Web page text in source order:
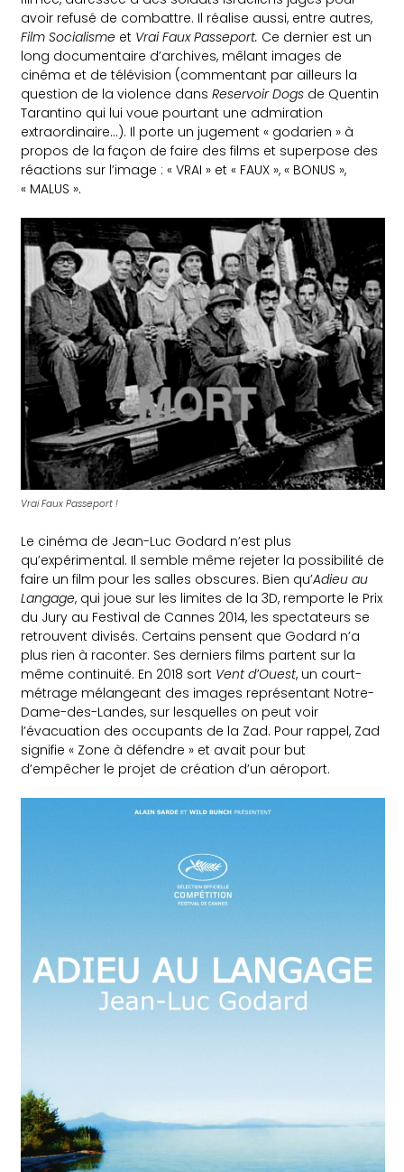
avoir refusé de combattre. Il réalise aussi, entre autres,
Film Socialisme et Vrai Faux Passeport. Ce dernier est un
long documentaire d’archives, mêlant images de
cinéma et de télévision (commentant par ailleurs la
question de la violence dansReservoir Dogs de Quentin
Tarantino qui lui voue pourtant une admiration
extraordinaire…). Il porte un jugement « godarien » à
propos de la façon de faire des films et superpose des
réactions sur l’image : « VRAI » et « FAUX », « BONUS »,
« MALUS ».
Vrai Faux Passeport !
Le cinéma de Jean-Luc Godard n’est plus
qu’expérimental. Il semble même rejeter la possibilité de
faire un film pour les salles obscures. Bien qu’Adieu au
Langage, qui joue sur les limites de la 3D, remporte le Prix
du Jury au Festival de Cannes 2014, les spectateurs se
retrouvent divisés. Certains pensent que Godard n’a
plus rien à raconter. Ses derniers films partent sur la
même continuité. En 2018 sort Vent d’Ouest, un court-
métrage mélangeant des images représentant Notre-
Dame-des-Landes, sur lesquelles on peut voir
l’évacuation des occupants de la Zad. Pour rappel, Zad
signifie « Zone à défendre » et avait pour but
d’empêcher le projet de création d’un aéroport.